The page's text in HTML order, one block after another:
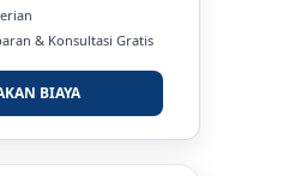
& Konsultasi Gratis
BIAYA